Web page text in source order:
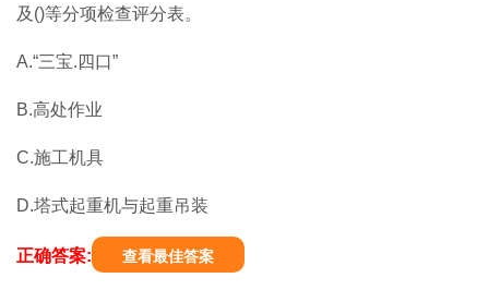
及()等分项检查评分表。
A.“三宝.四口”
B.高处作业
C.施工机具
D.塔式起重机与起重吊装
正确答案: 查看最佳答案